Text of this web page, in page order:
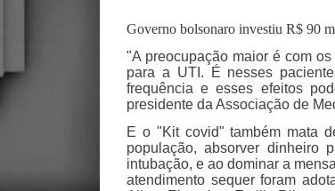
Governo bolsonaro investiu R$ 90
"A preocupação maior é com
para a UTI. É nesses
frequência e esses efeitos
presidente da Associação de
E o "Kit covid" também mata
população, absorver dinheiro
intubação, e ao dominar a
atendimento sequer foram